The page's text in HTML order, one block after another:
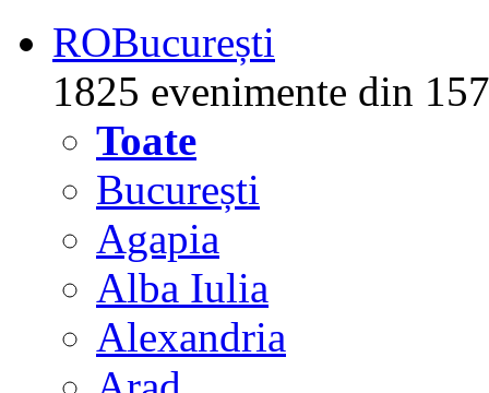
ROBucurești
1825 evenimente din
Toate
București
Agapia
Alba Iulia
Alexandria